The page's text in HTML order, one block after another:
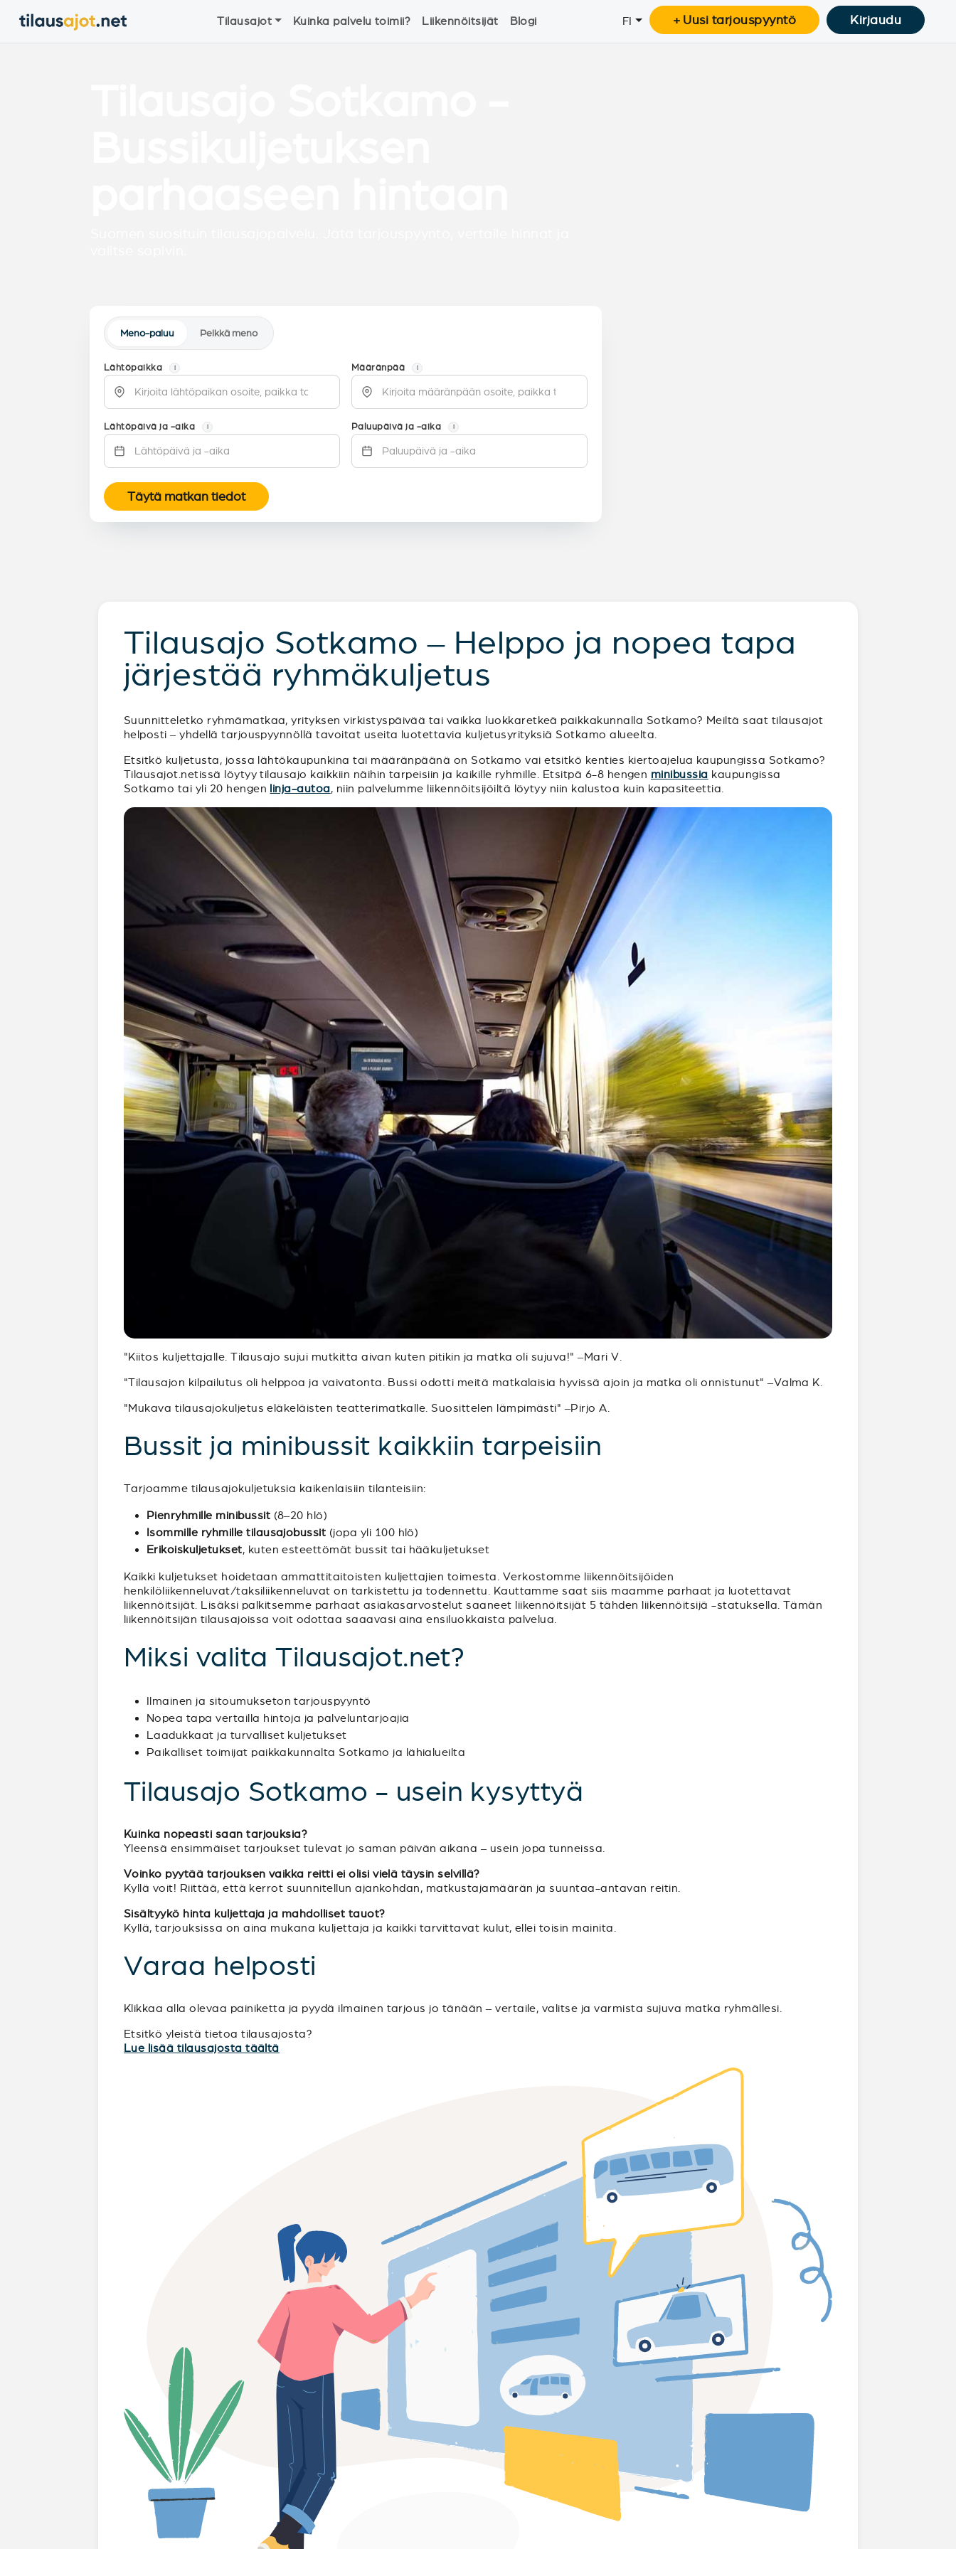
Tilausajot Kuinka palvelu toimii? Liikennöitsijät Blogi FI + Uusi tarjouspyyntö Kirjaudu
Meno-paluu Pelkkä meno
Lähtöpaikka i Määränpää i
Lähtöpäivä ja -aika i Paluupäivä ja -aika i
Täytä matkan tiedot
Tilausajo Sotkamo – Helppo ja nopea tapa
järjestää ryhmäkuljetus
Suunnitteletko ryhmämatkaa, yrityksen virkistyspäivää tai vaikka luokkaretkeä paikkakunnalla Sotkamo? Meiltä saat tilausajot
helposti – yhdellä tarjouspyynnöllä tavoitat useita luotettavia kuljetusyrityksiä Sotkamo alueelta.
Etsitkö kuljetusta, jossa lähtökaupunkina tai määränpäänä on Sotkamo vai etsitkö kenties kiertoajelua kaupungissa Sotkamo?
Tilausajot.netissä löytyy tilausajo kaikkiin näihin tarpeisiin ja kaikille ryhmille. Etsitpä 6-8 hengen minibussia kaupungissa
Sotkamo tai yli 20 hengen linja-autoa, niin palvelumme liikennöitsijöiltä löytyy niin kalustoa kuin kapasiteettia.
"Kiitos kuljettajalle. Tilausajo sujui mutkitta aivan kuten pitikin ja matka oli sujuva!" –Mari V.
"Tilausajon kilpailutus oli helppoa ja vaivatonta. Bussi odotti meitä matkalaisia hyvissä ajoin ja matka oli onnistunut" –Valma K.
"Mukava tilausajokuljetus eläkeläisten teatterimatkalle. Suosittelen lämpimästi" –Pirjo A.
Bussit ja minibussit kaikkiin tarpeisiin
Tarjoamme tilausajokuljetuksia kaikenlaisiin tilanteisiin:
Pienryhmille minibussit (8–20 hlö)
Isommille ryhmille tilausajobussit (jopa yli 100 hlö)
Erikoiskuljetukset, kuten esteettömät bussit tai hääkuljetukset
Kaikki kuljetukset hoidetaan ammattitaitoisten kuljettajien toimesta. Verkostomme liikennöitsijöiden
henkilöliikenneluvat/taksiliikenneluvat on tarkistettu ja todennettu. Kauttamme saat siis maamme parhaat ja luotettavat
liikennöitsijät. Lisäksi palkitsemme parhaat asiakasarvostelut saaneet liikennöitsijät 5 tähden liikennöitsijä -statuksella. Tämän
liikennöitsijän tilausajoissa voit odottaa saaavasi aina ensiluokkaista palvelua.
Miksi valita Tilausajot.net?
Ilmainen ja sitoumukseton tarjouspyyntö
Nopea tapa vertailla hintoja ja palveluntarjoajia
Laadukkaat ja turvalliset kuljetukset
Paikalliset toimijat paikkakunnalta Sotkamo ja lähialueilta
Tilausajo Sotkamo - usein kysyttyä
Kuinka nopeasti saan tarjouksia?
Yleensä ensimmäiset tarjoukset tulevat jo saman päivän aikana – usein jopa tunneissa.
Voinko pyytää tarjouksen vaikka reitti ei olisi vielä täysin selvillä?
Kyllä voit! Riittää, että kerrot suunnitellun ajankohdan, matkustajamäärän ja suuntaa-antavan reitin.
Sisältyykö hinta kuljettaja ja mahdolliset tauot?
Kyllä, tarjouksissa on aina mukana kuljettaja ja kaikki tarvittavat kulut, ellei toisin mainita.
Varaa helposti
Klikkaa alla olevaa painiketta ja pyydä ilmainen tarjous jo tänään – vertaile, valitse ja varmista sujuva matka ryhmällesi.
Etsitkö yleistä tietoa tilausajosta?
Lue lisää tilausajosta täältä